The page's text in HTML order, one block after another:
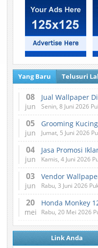
Yang Baru Telusuri
08
jun
Jual Wallpaper
Senin, 8 Juni 2026
05
jun Jumat, 5 Juni 2026
04
jun
Jasa Promosi
Kamis, 4 Juni 2026
03
jun
Vendor
Rabu, 3 Juni 2026
20
mei
Honda Monkey
Rabu, 20 Mei 2026
Link Anda